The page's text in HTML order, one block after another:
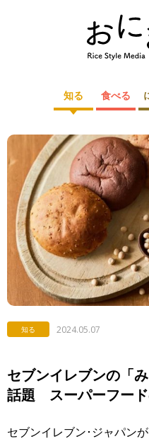
知る 食べる
知る 2024.05.07
セブンイレブンの「
話題 スーパーフード
セブンイレブン･ジャパン